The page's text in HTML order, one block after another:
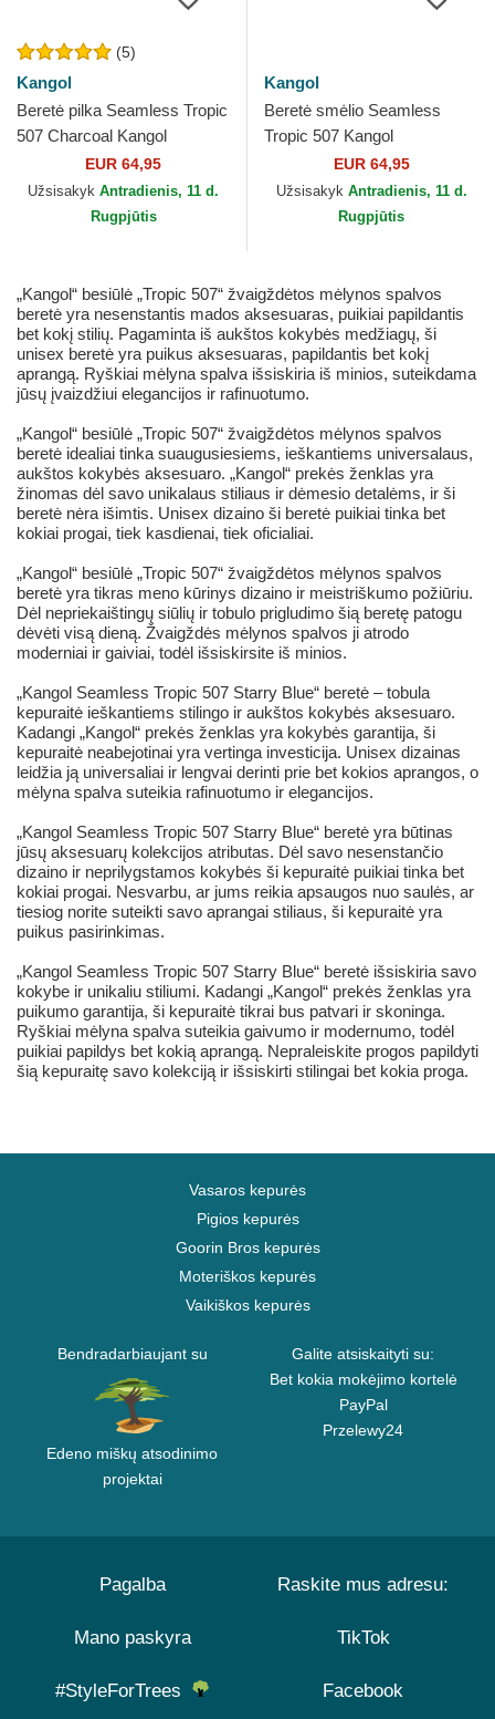
(5)
Kangol
Beretė pilka Seamless Tropic
507 Charcoal Kangol
EUR 64,95
Užsisakyk Antradienis, 11 d.
Rugpjūtis
Kangol
Beretė smėlio Seamless
Tropic 507 Kangol
EUR 64,95
Užsisakyk Antradienis, 11 d.
Rugpjūtis
„Kangol“ besiūlė „Tropic 507“ žvaigždėtos mėlynos spalvos
beretė yra nesenstantis mados aksesuaras, puikiai papildantis
bet kokį stilių. Pagaminta iš aukštos kokybės medžiagų, ši
unisex beretė yra puikus aksesuaras, papildantis bet kokį
aprangą. Ryškiai mėlyna spalva išsiskiria iš minios, suteikdama
jūsų įvaizdžiui elegancijos ir rafinuotumo.
„Kangol“ besiūlė „Tropic 507“ žvaigždėtos mėlynos spalvos
beretė idealiai tinka suaugusiesiems, ieškantiems universalaus,
aukštos kokybės aksesuaro. „Kangol“ prekės ženklas yra
žinomas dėl savo unikalaus stiliaus ir dėmesio detalėms, ir ši
beretė nėra išimtis. Unisex dizaino ši beretė puikiai tinka bet
kokiai progai, tiek kasdienai, tiek oficialiai.
„Kangol“ besiūlė „Tropic 507“ žvaigždėtos mėlynos spalvos
beretė yra tikras meno kūrinys dizaino ir meistriškumo požiūriu.
Dėl nepriekaištingų siūlių ir tobulo prigludimo šią beretę patogu
dėvėti visą dieną. Žvaigždės mėlynos spalvos ji atrodo
moderniai ir gaiviai, todėl išsiskirsite iš minios.
„Kangol Seamless Tropic 507 Starry Blue“ beretė – tobula
kepuraitė ieškantiems stilingo ir aukštos kokybės aksesuaro.
Kadangi „Kangol“ prekės ženklas yra kokybės garantija, ši
kepuraitė neabejotinai yra vertinga investicija. Unisex dizainas
leidžia ją universaliai ir lengvai derinti prie bet kokios aprangos, o
mėlyna spalva suteikia rafinuotumo ir elegancijos.
„Kangol Seamless Tropic 507 Starry Blue“ beretė yra būtinas
jūsų aksesuarų kolekcijos atributas. Dėl savo nesenstančio
dizaino ir neprilygstamos kokybės ši kepuraitė puikiai tinka bet
kokiai progai. Nesvarbu, ar jums reikia apsaugos nuo saulės, ar
tiesiog norite suteikti savo aprangai stiliaus, ši kepuraitė yra
puikus pasirinkimas.
„Kangol Seamless Tropic 507 Starry Blue“ beretė išsiskiria savo
kokybe ir unikaliu stiliumi. Kadangi „Kangol“ prekės ženklas yra
puikumo garantija, ši kepuraitė tikrai bus patvari ir skoninga.
Ryškiai mėlyna spalva suteikia gaivumo ir modernumo, todėl
puikiai papildys bet kokią aprangą. Nepraleiskite progos papildyti
šią kepuraitę savo kolekciją ir išsiskirti stilingai bet kokia proga.
Vasaros kepurės
Pigios kepurės
Goorin Bros kepurės
Moteriškos kepurės
Vaikiškos kepurės
Bendradarbiaujant su
Edeno miškų atsodinimo
projektai
Galite atsiskaityti su:
Bet kokia mokėjimo kortelė
PayPal
Przelewy24
Pagalba
Mano paskyra
#StyleForTrees
Raskite mus adresu:
TikTok
Facebook